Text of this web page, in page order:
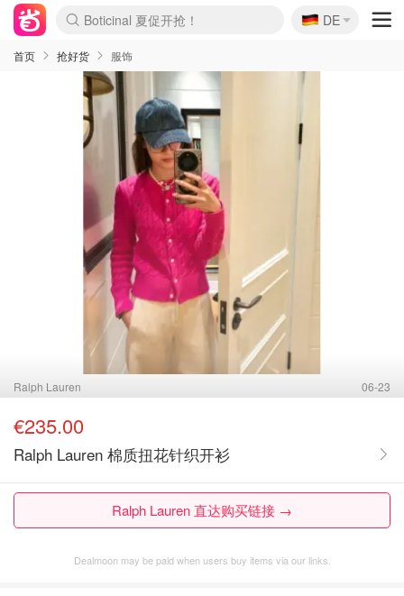
Boticinal 夏促开抢！
4折！lulu周四疯狂上新
还没结束！&OtherStories大促
Joybuy变相75折 随时失效
速领！Stanley独家85折
疑似霸哥！Camper额外叠85折
Zalando 奥莱闪促！每日更新
Moncler反季囤！5折起+叠9折
Coach Brooklyn仅€192
🇩🇪
DE
首页 抢好货 服饰
Ralph Lauren 06-23
€235.00
Ralph Lauren 棉质扭花针织开衫
Ralph Lauren 直达购买链接 →
Dealmoon may be paid when users buy items via our links.